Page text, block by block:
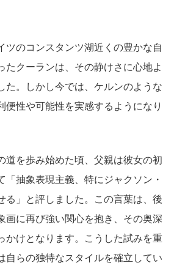
ツのコンスタンツ湖近くの豊かな自
たクーランは、その静けさに心地よ
た。しかし今では、ケルンのような
便性や可能性を実感するようになり
道を歩み始めた頃、父親は彼女の初
「抽象表現主義、特にジャクソン・
る」と評しました。この言葉は、後
画に再び強い関心を抱き、その奥深
かけとなります。こうした試みを重
自らの独特なスタイルを確立してい